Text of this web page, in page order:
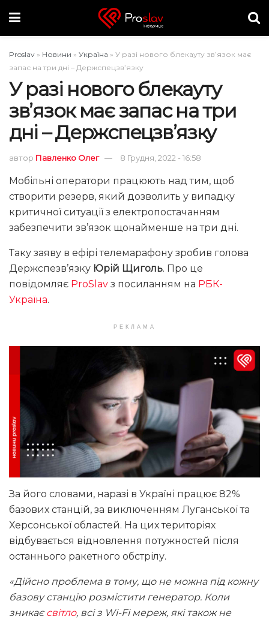
Proslav » Новини » Україна » У разі нового блекауту зв’язок має
запас на три дні – Держспецзв’язку
У разі нового блекауту
зв’язок має запас на три
дні – Держспецзв’язку
автор Павленко Олег 8 Грудня, 2022 - 16:58
Мобільні оператори працюють над тим, щоб
створити резерв, який дозволить у випадку
критичної ситуації з електропостачанням
забезпечити зв’язок щонайменше на три дні.
Таку заяву в ефірі телемарафону зробив голова
Держспезв’язку Юрій Щиголь. Про це
повідомляє ProSlav з посиланням на РБК-
Україна.
РЕКЛАМА
За його словами, наразі в Україні працює 82%
базових станцій, за виключенням Луганської та
Херсонської областей. На цих територіях
відбувається відновлення потужностей після
останнього ракетного обстрілу.
«Дійсно проблема в тому, що не можна під кожну
базову станцію розмістити генератор. Коли
зникаєсвітло, всі з Wi-Fi мереж, які також не